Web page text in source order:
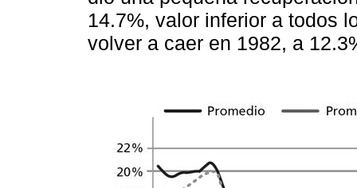
14.7%, valor inferior a todos
volver a caer en 1982, a